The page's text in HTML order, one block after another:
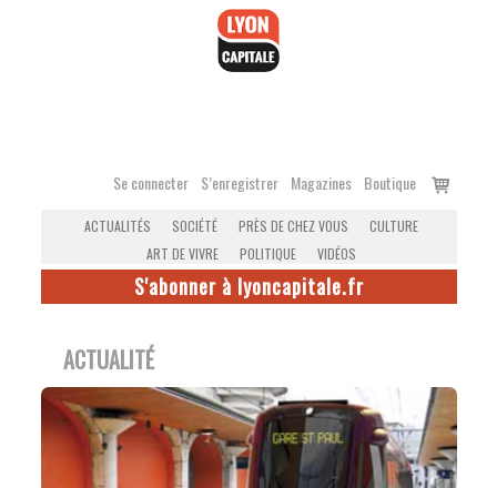
Se connecter S’enregistrer Magazines Boutique
Voir
ACTUALITÉS SOCIÉTÉ PRÈS DE CHEZ VOUS
CULTURE
ART DE VIVRE
POLITIQUE VIDÉOS
S'abonner à lyoncapitale.fr
ACTUALITÉ